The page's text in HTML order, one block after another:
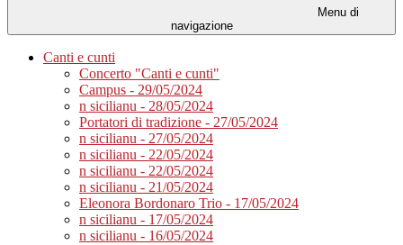
Menu di
navigazione
Canti e cunti
Concerto "Canti e cunti"
Campus - 29/05/2024
n sicilianu - 28/05/2024
Portatori di tradizione - 27/05/2024
n sicilianu - 27/05/2024
n sicilianu - 22/05/2024
n sicilianu - 22/05/2024
n sicilianu - 21/05/2024
Eleonora Bordonaro Trio - 17/05/2024
n sicilianu - 17/05/2024
n sicilianu - 16/05/2024